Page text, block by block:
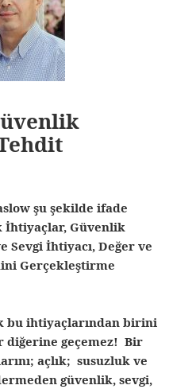
şu şekilde ifade
Güvenlik
Sevgi İhtiyacı, Değer ve
Gerçekleştirme
bu ihtiyaçlarından birini
diğerine geçemez! Bir
açlık; susuzluk ve
güvenlik, sevgi,